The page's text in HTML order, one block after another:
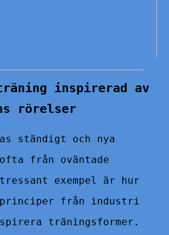
inspirerad av
rörelser
ständigt och nya
ofta från oväntade
exempel är hur
från industri
träningsformer.